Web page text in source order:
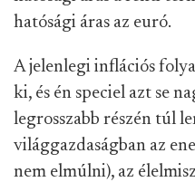
hatósági áras az euró.
A jelenlegi inflációs
ki, és én speciel azt se
legrosszabb részén túl
világgazdaságban az
nem elmúlni), az